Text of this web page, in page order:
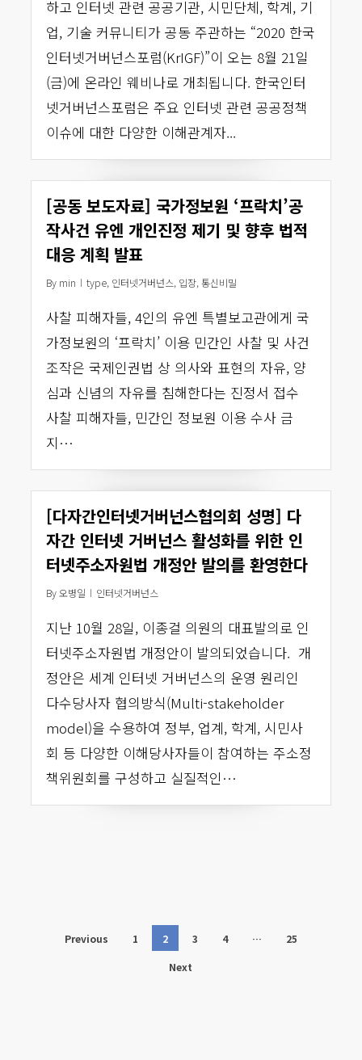
하고 인터넷 관련 공공기관, 시민단체, 학계, 기
업, 기술 커뮤니티가 공동 주관하는 “2020 한국
인터넷거버넌스포럼(KrIGF)”이 오는 8월 21일
(금)에 온라인 웨비나로 개최됩니다. 한국인터
넷거버넌스포럼은 주요 인터넷 관련 공공정책
이슈에 대한 다양한 이해관계자...
[공동 보도자료] 국가정보원 ‘프락치’공
작사건 유엔 개인진정 제기 및 향후 법적
대응 계획 발표
By min type, 인터넷거버넌스, 입장,통신비밀
사찰 피해자들, 4인의 유엔 특별보고관에게 국
가정보원의 ‘프락치’ 이용 민간인 사찰 및 사건
조작은 국제인권법 상 의사와 표현의 자유, 양
심과 신념의 자유를 침해한다는 진정서 접수
사찰 피해자들, 민간인 정보원 이용 수사 금
지…
[다자간인터넷거버넌스협의회 성명] 다
자간 인터넷 거버넌스 활성화를 위한 인
터넷주소자원법 개정안 발의를 환영한다
By 오병일 인터넷거버넌스
지난 10월 28일, 이종걸 의원의 대표발의로 인
터넷주소자원법 개정안이 발의되었습니다. 개
정안은 세계 인터넷 거버넌스의 운영 원리인
다수당사자 협의방식(Multi-stakeholder
model)을 수용하여 정부, 업계, 학계, 시민사
회 등 다양한 이해당사자들이 참여하는 주소정
책위원회를 구성하고 실질적인…
Previous 1 2 3 4 … 25
Next